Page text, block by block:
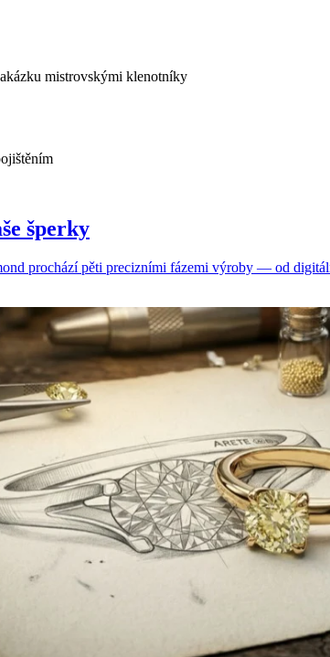
mistrovskými klenotníky
šperky
prochází pěti precizními fázemi výroby — od